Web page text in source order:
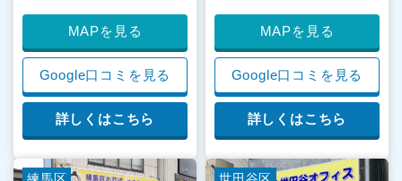
MAPを見る
Google口コミを見る
詳しくはこちら
MAPを見る
Google口コミを見る
詳しくはこちら